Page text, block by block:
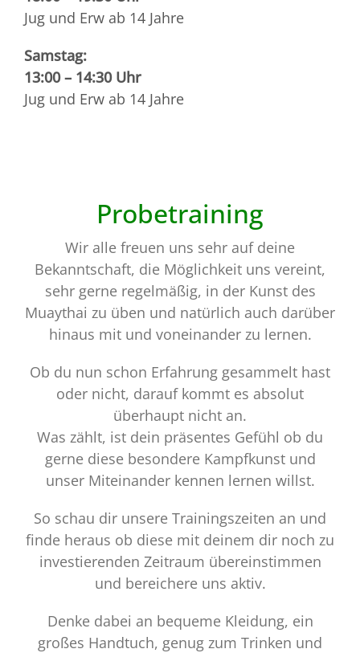
Jug und Erw ab 14 Jahre
Samstag:
13:00 – 14:30 Uhr
Jug und Erw ab 14 Jahre
Probetraining
Wir alle freuen uns sehr auf deine
Bekanntschaft, die Möglichkeit uns vereint,
sehr gerne regelmäßig, in der Kunst des
Muaythai zu üben und natürlich auch darüber
hinaus mit und voneinander zu lernen.
Ob du nun schon Erfahrung gesammelt hast
oder nicht, darauf kommt es absolut
überhaupt nicht an.
Was zählt, ist dein präsentes Gefühl ob du
gerne diese besondere Kampfkunst und
unser Miteinander kennen lernen willst.
So schau dir unsere Trainingszeiten an und
finde heraus ob diese mit deinem dir noch zu
investierenden Zeitraum übereinstimmen
und bereichere uns aktiv.
Denke dabei an bequeme Kleidung, ein
großes Handtuch, genug zum Trinken und